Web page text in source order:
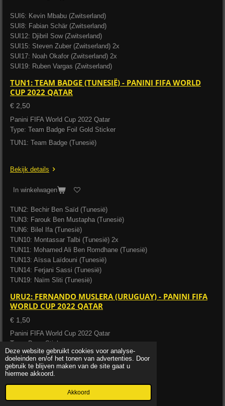
Deze website gebruikt cookies voor analyse-
doeleinden en/of het tonen van advertenties. Door
gebruik te blijven maken van de site gaat u
hiermee akkoord.
Akkoord
SUI6: Kevin Mbabu (Zwitserland)
SUI8: Fabian Schär (Zwitserland)
SUI12: Djibril Sow (Zwitserland)
SUI15: Steven Zuber (Zwitserland) 2x
SUI17: Noah Okafor (Zwitserland) 2x
SUI19: Ruben Vargas (Zwitserland)
TUN1: TEAM BADGE (TUNESIË) - PANINI FIFA WORLD
CUP 2022 QATAR
€ 2,50
Panini FIFA World Cup 2022 Qatar
Type: Team Badge Foil Gold Sticker
TUN1: Team Badge (Tunesië)
Bekijk details
In winkelwagen
TUN2: Bechir Ben Saïd (Tunesië)
TUN3: Farouk Ben Mustapha (Tunesië)
TUN6: Bilel Ifa (Tunesië)
TUN10: Montassar Talbi (Tunesië) 2x
TUN11: Mohamed Ali Ben Romdhane (Tunesië)
TUN13: Aïssa Laïdouni (Tunesië)
TUN14: Ferjani Sassi (Tunesië)
TUN19: Naïm Sliti (Tunesië)
URU2: FERNANDO MUSLERA (URUGUAY) - PANINI FIFA
WORLD CUP 2022 QATAR
€ 1,50
Panini FIFA World Cup 2022 Qatar
Type: Base Sticker
URU2: Fernando Muslera (Uruguay)
Bekijk details